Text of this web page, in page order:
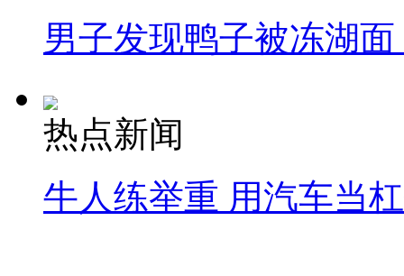
男子发现鸭子被冻湖
热点新闻
牛人练举重 用汽车当